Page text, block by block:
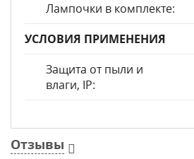
Лампочки в комплекте:
УСЛОВИЯ ПРИМЕНЕНИЯ
Защита от пыли и
влаги, IP:
Отзывы